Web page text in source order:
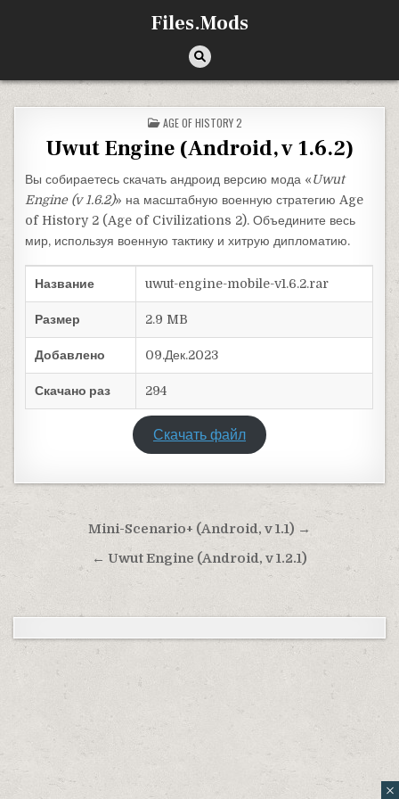
Files.Mods
ОПУБЛИКОВАНО В
AGE OF HISTORY 2
Uwut Engine (Android, v 1.6.2)
Вы собираетесь скачать андроид версию мода «Uwut
Engine (v 1.6.2)» на масштабную военную стратегию Age
of History 2 (Age of Civilizations 2). Объедините весь
мир, используя военную тактику и хитрую дипломатию.
Название uwut-engine-mobile-v1.6.2.rar
Размер 2.9 MB
Добавлено 09.Дек.2023
Скачано раз 294
Скачать файл
Навигация по записям
Mini-Scenario+ (Android, v 1.1) →
← Uwut Engine (Android, v 1.2.1)